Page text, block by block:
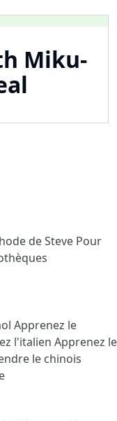
Miku-
de Steve Pour
Apprenez le
l'italien Apprenez le
le chinois